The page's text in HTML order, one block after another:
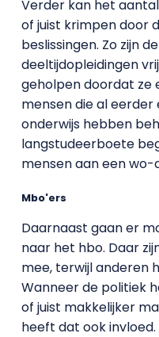
Verder kan het
of juist krimpen door
beslissingen. Zo zijn
deeltijdopleidingen
geholpen doordat ze
mensen die al
onderwijs hebben
langstudeerboete
mensen aan een wo-
Mbo'ers
Daarnaast gaan er
naar het hbo. Daar
mee, terwijl anderen
Wanneer de politiek
of juist makkelijker
heeft dat ook invloed.